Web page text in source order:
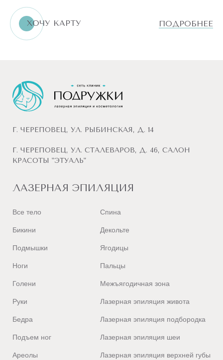
ВСЕ
ТЕЛО
ХОЧУ КАРТУ ПОДРОБНЕЕ
Г. ЧЕРЕПОВЕЦ, УЛ. РЫБИНСКАЯ, Д. 14
Г. ЧЕРЕПОВЕЦ, УЛ. СТАЛЕВАРОВ, Д. 46, САЛОН
КРАСОТЫ "ЭТУАЛЬ"
ЛАЗЕРНАЯ ЭПИЛЯЦИЯ
Все тело
Бикини
Подмышки
Ноги
Голени
Руки
Бедра
Подъем ног
Ареолы
Спина
Декольте
Ягодицы
Пальцы
Межъягодичная зона
Лазерная эпиляция живота
Лазерная эпиляция подбородка
Лазерная эпиляция шеи
Лазерная эпиляция верхней губы